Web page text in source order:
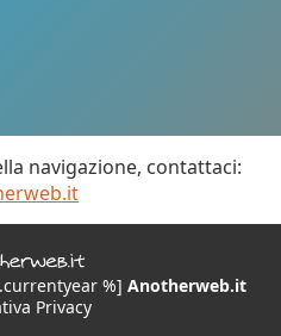
navigazione, contattaci:
%] Anotherweb.it
Privacy